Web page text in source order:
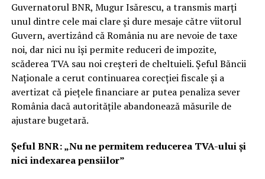
Guvernatorul BNR, Mugur Isărescu, a transmis marți
unul dintre cele mai clare și dure mesaje către viitorul
Guvern, avertizând că România nu are nevoie de taxe
noi, dar nici nu își permite reduceri de impozite,
scăderea TVA sau noi creșteri de cheltuieli. Șeful Băncii
Naționale a cerut continuarea corecției fiscale și a
avertizat că piețele financiare ar putea penaliza sever
România dacă autoritățile abandonează măsurile de
ajustare bugetară.
Șeful BNR: „Nu ne permitem reducerea TVA-ului și
nici indexarea pensiilor”